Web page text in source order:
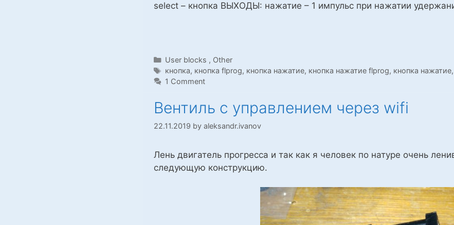
select – кнопка ВЫХОДЫ: нажатие – 1 импульс при нажатии
Categories
User blocks , Other
Tags
кнопка, кнопка flprog, кнопка нажатие, кнопка нажатие flprog, кнопка
1 Comment
Вентиль с управлением через wifi
22.11.2019 by aleksandr.ivanov
Лень двигатель прогресса и так как я человек по натуре очень
следующую конструкцию.